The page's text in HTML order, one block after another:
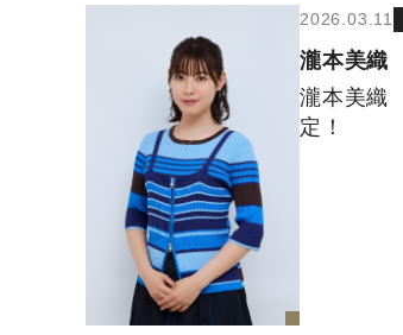
2026.03.11
瀧本美織
瀧本美織
定！